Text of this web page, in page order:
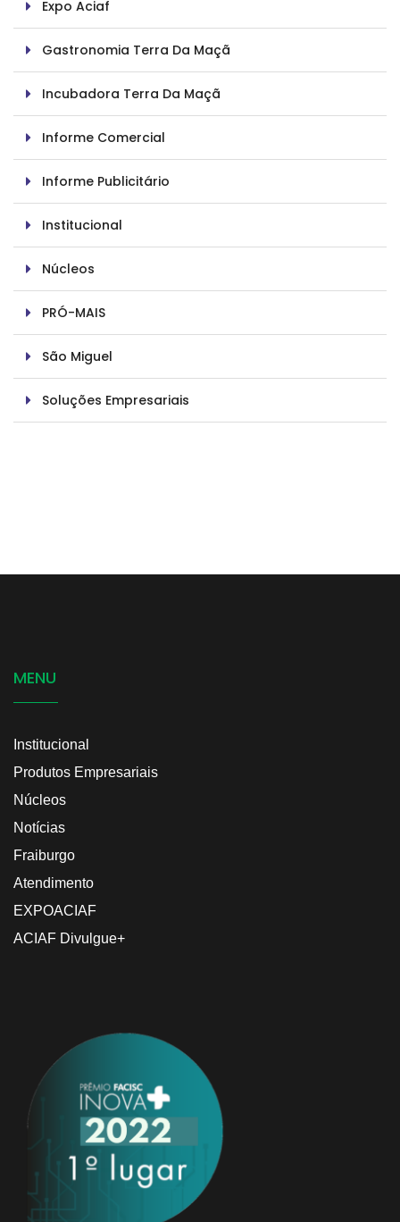
Expo Aciaf
Gastronomia Terra Da Maçã
Incubadora Terra Da Maçã
Informe Comercial
Informe Publicitário
Institucional
Núcleos
PRÓ-MAIS
São Miguel
Soluções Empresariais
MENU
Institucional
Produtos Empresariais
Núcleos
Notícias
Fraiburgo
Atendimento
EXPOACIAF
ACIAF Divulgue+